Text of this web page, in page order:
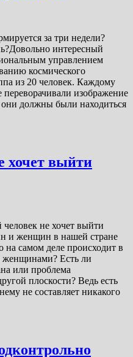
за три недели?
интересный
управлением
космического
из 20 человек. Каждому
изображение
должны были находиться
хочет выйти
не хочет выйти
и женщин в нашей стране
на самом деле происходит в
Есть ли
или проблема
плоскости? Ведь есть
не составляет никакого